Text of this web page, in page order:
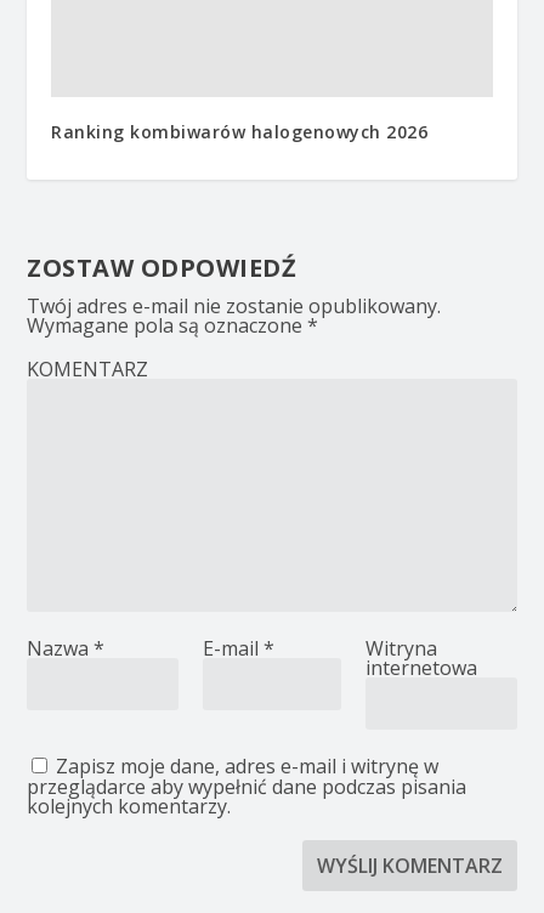
Ranking kombiwarów halogenowych 2026
ZOSTAW ODPOWIEDŹ
Twój adres e-mail nie zostanie opublikowany.
Wymagane pola są oznaczone*
KOMENTARZ
Nazwa* E-mail * Witryna
internetowa
Zapisz moje dane, adres e-mail i witrynę w
przeglądarce aby wypełnić dane podczas pisania
kolejnych komentarzy.